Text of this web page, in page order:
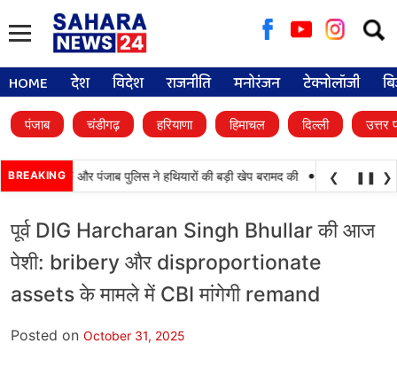
for:
HOME देश विदेश राजनीति मनोरंजन टेक्नोलॉजी
पंजाब चंडीगढ़ हरियाणा हिमाचल दिल्ली उत्तर
BREAKINGBSF और पंजाब पुलिस ने हथियारों की बड़ी खेप बरामद की • अमन अरोड़ा ने
❮ ❚❚ ❯
पूर्व DIG Harcharan Singh Bhullar की आज
पेशी: bribery और disproportionate
assets के मामले में CBI मांगेगी remand
Posted on October 31, 2025